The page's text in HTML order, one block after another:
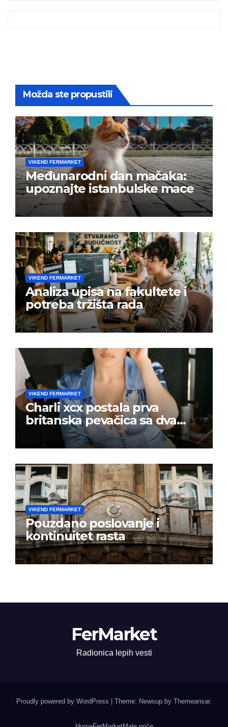
Možda ste propustili
VIKEND FERMARKET
Međunarodni dan mačaka:
upoznajte istanbulske mace
VIKEND FERMARKET
Analiza upisa na fakultete i
potreba tržišta rada
VIKEND FERMARKET
Charli xcx postala prva
britanska pevačica sa dva
albuma na prvom mestu u
istoj kalendarskoj godini
VIKEND FERMARKET
Pouzdano poslovanje i
kontinuitet rasta
FerMarket
Radionica lepih vesti
Proudly powered by WordPress Theme: Newsup by Themeansar.